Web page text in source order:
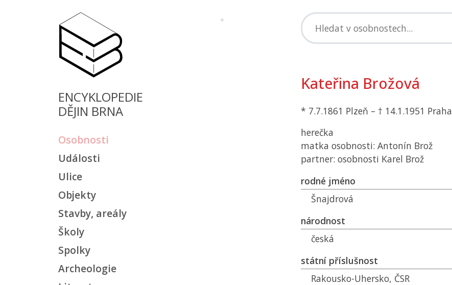
ENCYKLOPEDIE
DĚJIN BRNA
Osobnosti
Události
Ulice
Objekty
Stavby, areály
Školy
Spolky
Archeologie
Kateřina Brožová
* 7.7.1861 Plzeň – † 14.1.1951 Praha
herečka
matka osobnosti: Antonín Brož
partner: osobnosti Karel Brož
rodné jméno
Šnajdrová
národnost
česká
státní příslušnost
Rakousko-Uhersko, ČSR